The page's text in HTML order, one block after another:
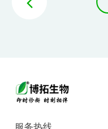
服务热线